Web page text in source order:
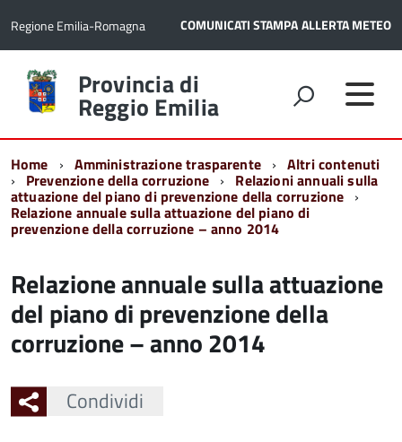
Regione Emilia-Romagna COMUNICATI STAMPAALLERTA METEO
Torna
alla
home
Provincia di
Reggio Emilia
Home Amministrazione trasparente Altri contenuti
Prevenzione della corruzione Relazioni annuali sulla
attuazione del piano di prevenzione della corruzione
Relazione annuale sulla attuazione del piano di
prevenzione della corruzione – anno 2014
Relazione annuale sulla attuazione
del piano di prevenzione della
corruzione – anno 2014
Condividi